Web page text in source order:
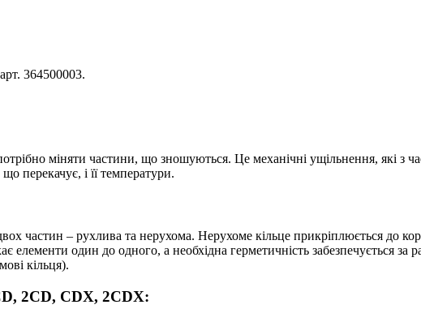
364500003.
міняти частини, що зношуються. Це механічні ущільнення, які з
перекачує, і її температури.
частин – рухлива та нерухома. Нерухоме кільце прикріплюється до
один до одного, а необхідна герметичність забезпечується за
кільця).
2CD, CDX, 2CDX: